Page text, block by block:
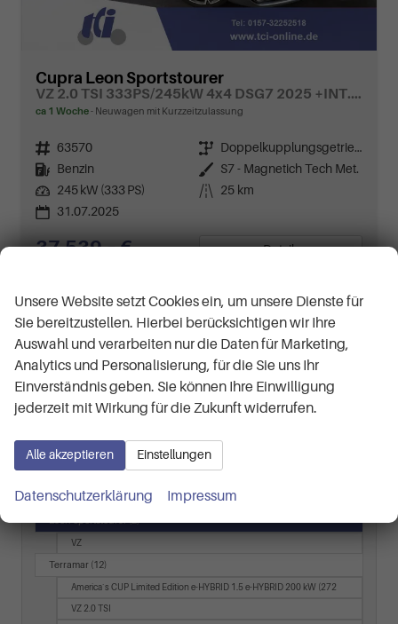
Cupra Leon Sportstourer
VZ 2.0 TSI 333PS/245kW 4x4 DSG7 2025 +INT. DRIVE+MATRIX+AHK+Erweiterte Garantie.
ca 1 Woche Neuwagen mit Kurzzeitzulassung
Fahrzeugnr. 63570 Getriebe
Doppelkupplungsgetriebe (DSG)
Kraftstoff
Benzin Außenfarbe
S7 - Magnetich Tech Met.
Leistung 245 kW (333 PS) Kilometerstand
25 km
31.07.2025
37.539,– € Details
CO2 -Klasse:G
CO2-Emissionen:189,00 g/km
Fahrzeugnr.
Audi
BMW
Leon Sportstourer(2)
VZ
Terramar (12)
America`s CUP Limited Edition e-HYBRID 1.5 e-HYBRID 200 kW (272
VZ 2.0 TSI
Unsere Website setzt Cookies ein, um unsere Dienste für
Sie bereitzustellen. Hierbei berücksichtigen wir Ihre
Auswahl und verarbeiten nur die Daten für Marketing,
Analytics und Personalisierung, für die Sie uns Ihr
Einverständnis geben. Sie können Ihre Einwilligung
jederzeit mit Wirkung für die Zukunft widerrufen.
Alle akzeptieren Einstellungen
Datenschutzerklärung Impressum